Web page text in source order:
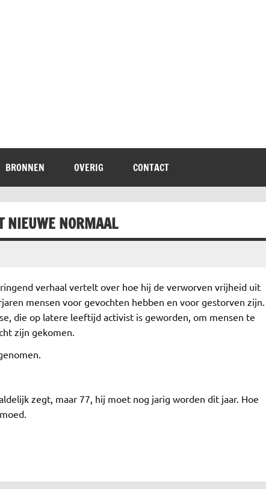
BRONNEN OVERIG CONTACT
NIEUWE NORMAAL
verhaal vertelt over hoe hij de verworven vrijheid uit
mensen voor gevochten hebben en voor gestorven zijn.
die op latere leeftijd activist is geworden, om mensen te
zijn gekomen.
zegt, maar 77, hij moet nog jarig worden dit jaar. Hoe